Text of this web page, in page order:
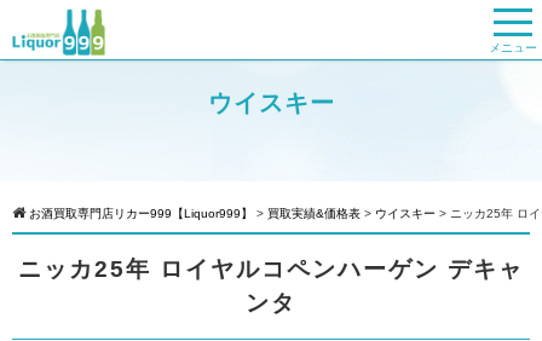
メニュー
ウイスキー
お酒買取専門店リカー999【Liquor999】 > 買取実績&価格表 > ウイスキー > ニッカ25年 ロ
ニッカ25年 ロイヤルコペンハーゲン デキャ
ンタ